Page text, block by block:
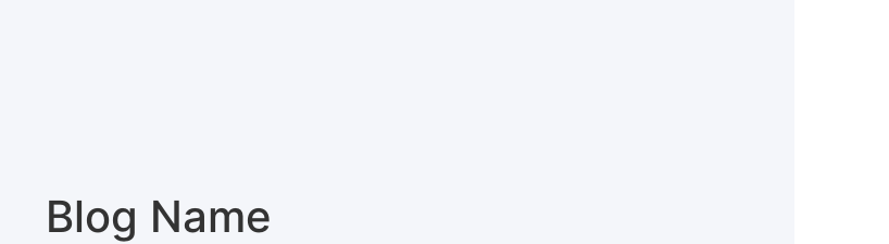
Blog Name